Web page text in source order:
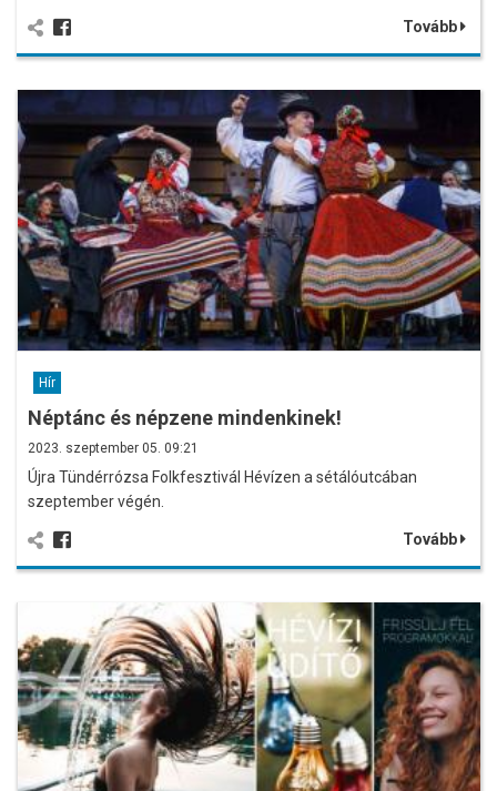
Tovább
Hír
Néptánc és népzene mindenkinek!
2023. szeptember 05. 09:21
Újra Tündérrózsa Folkfesztivál Hévízen a sétálóutcában
szeptember végén.
Tovább